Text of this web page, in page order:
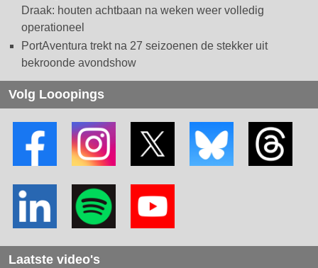
Draak: houten achtbaan na weken weer volledig
operationeel
PortAventura trekt na 27 seizoenen de stekker uit
bekroonde avondshow
Volg Looopings
Laatste video's